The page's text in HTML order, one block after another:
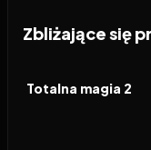
Zbliżające się
FILM
Totalna magia 2